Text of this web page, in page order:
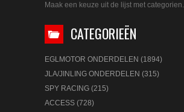
Maak een keuze uit de lijst met categorien.
CATEGORIEËN
EGLMOTOR ONDERDELEN (1894)
JLA/JINLING ONDERDELEN (315)
SPY RACING (215)
ACCESS (728)